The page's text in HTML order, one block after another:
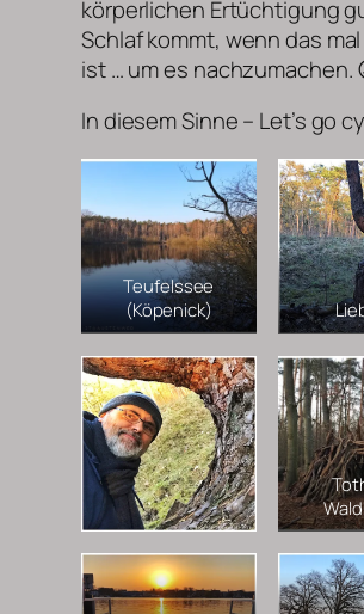
körperlichen Ertüchtigung
Schlaf kommt, wenn das
ist … um es nachzumachen.
In diesem Sinne – Let’s go
Teufelssee
(Köpenick)